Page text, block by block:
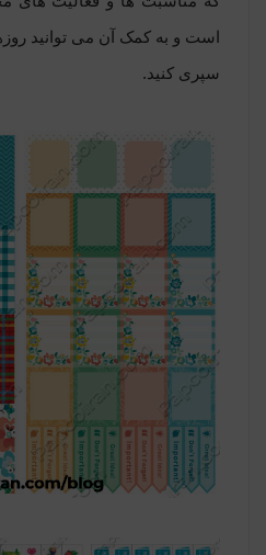
است و به کمک آن می توانید
سپری کنید.